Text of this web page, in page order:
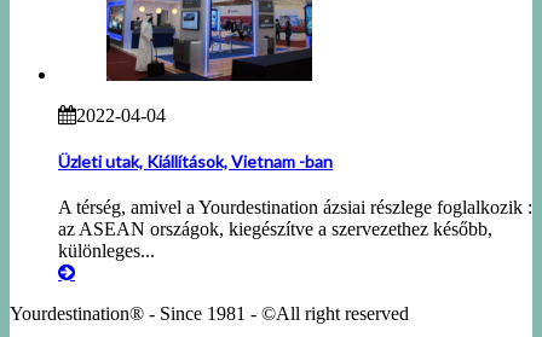
2022-04-04
Üzleti utak, Kiállítások, Vietnam -ban
A térség, amivel a Yourdestination ázsiai részlege foglalkozik :
az ASEAN országok, kiegészítve a szervezethez később,
különleges...
Yourdestination® - Since 1981 - ©All right reserved